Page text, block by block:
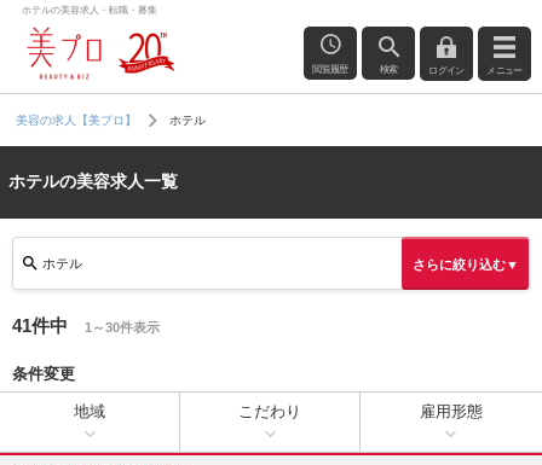
ホテルの美容求人・転職・募集
閲覧履歴 検索 ログイン メニュー
美容の求人【美プロ】 ホテル
ホテルの美容求人一覧
ホテル さらに絞り込む▼
41件中 1～30件表示
条件変更
地域 こだわり 雇用形態